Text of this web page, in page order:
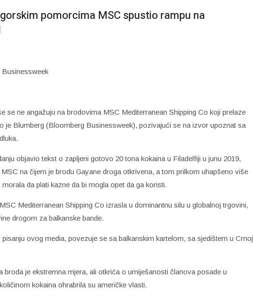
pomorcima MSC spustio rampu na
se ne angažuju na brodovima MSC Mediterranean Shipping Co koji prelaze
je Blumberg (Bloomberg Businessweek), pozivajući se na izvor upoznat sa
objavio tekst o zapljeni gotovo 20 tona kokaina u Filadelfiji u junu 2019,
na čijem je brodu Gayane droga otkrivena, a tom prilkom uhapšeno više
da plati kazne da bi mogla opet da ga koristi.
Mediterranean Shipping Co izrasla u dominantnu silu u globalnoj trgovini,
drogom za balkanske bande.
pisanju ovog media, povezuje se sa balkanskim kartelom, sa sjedištem u Crnoj
broda je ekstremna mjera, ali otkrića o umiješanosti članova posade u
kokaina ohrabrila su američke vlasti.